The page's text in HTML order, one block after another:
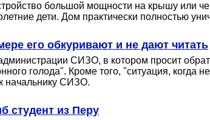
большой мощности на крышу или
дети. Дом практически полностью
его обкуривают и не дают читать
СИЗО, в котором просит
голода". Кроме того, "ситуация, когда
начальнику СИЗО.
студент из Перу